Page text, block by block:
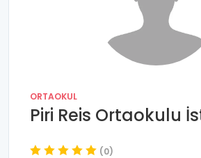
ORTAOKUL
Piri Reis Ortaokulu
(0)